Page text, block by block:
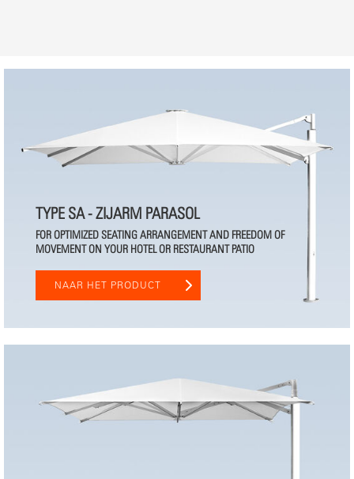
TYPE SA - ZIJARM PARASOL
FOR OPTIMIZED SEATING ARRANGEMENT AND FREEDOM OF
MOVEMENT ON YOUR HOTEL OR RESTAURANT PATIO
NAAR HET PRODUCT